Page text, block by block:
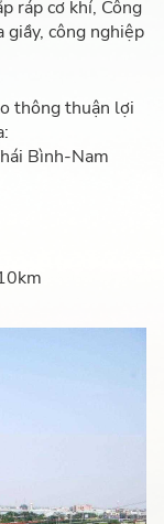
ráp cơ khí, Công
giầy, công nghiệp
thông thuận lợi
Bình-Nam